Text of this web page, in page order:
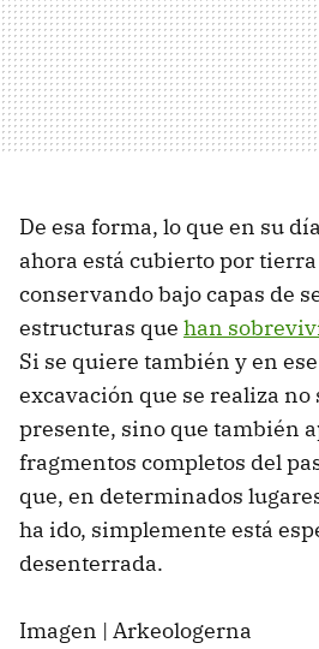
De esa forma, lo que en su
ahora está cubierto por
conservando bajo capas de
estructuras que han
Si se quiere también y en
excavación que se realiza
presente, sino que también
fragmentos completos del
que, en determinados
ha ido, simplemente está
desenterrada.
Imagen | Arkeologerna